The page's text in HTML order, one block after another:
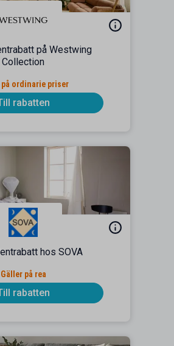
på Westwing
Collection
på ordinarie priser
rabatten
hos SOVA
Gäller på rea
rabatten